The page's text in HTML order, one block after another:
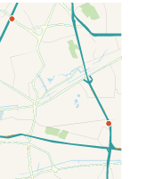
الموقع عل الخريطة